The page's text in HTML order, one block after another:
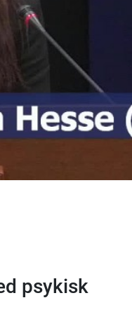
psykisk